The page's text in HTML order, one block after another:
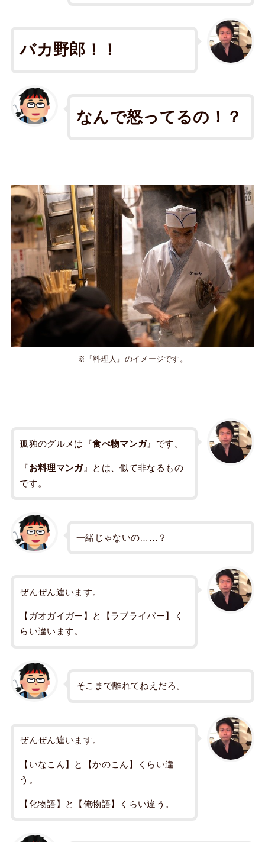
バカ野郎 ！！
なんで怒ってるの！？
※『料理人』のイメージです。
孤独のグルメは『食べ物マンガ』です。
『お料理マンガ』とは、似て非なるもの
です。
一緒じゃないの……？
ぜんぜん違います。
【ガオガイガー】と【ラブライバー】く
らい違います。
そこまで離れてねえだろ。
ぜんぜん違います。
【いなこん】と【かのこん】くらい違
う。
【化物語】と【俺物語】くらい違う。